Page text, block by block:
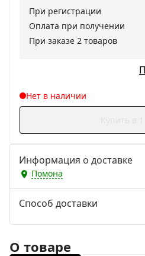
При регистрации
Оплата при получении
При заказе 2 товаров
Нет в наличии
Информация о доставке
Помона
Способ доставки
О товаре